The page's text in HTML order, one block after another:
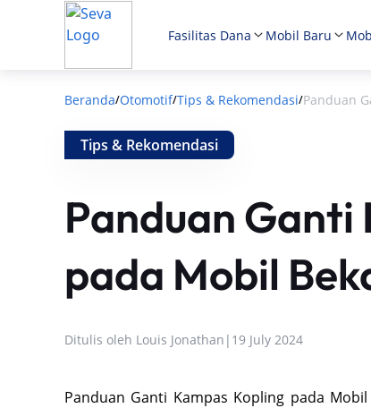
Fasilitas Dana Mobil Baru
Beranda/Otomotif/Tips & Rekomendasi/Panduan
Tips & Rekomendasi
Panduan Ganti
pada Mobil
Ditulis oleh Louis Jonathan | 19 July 2024
Panduan Ganti Kampas Kopling pada